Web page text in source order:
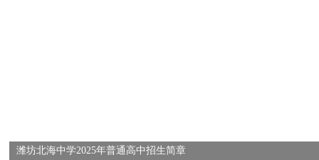
潍坊北海中学2025年普通高中招生简章